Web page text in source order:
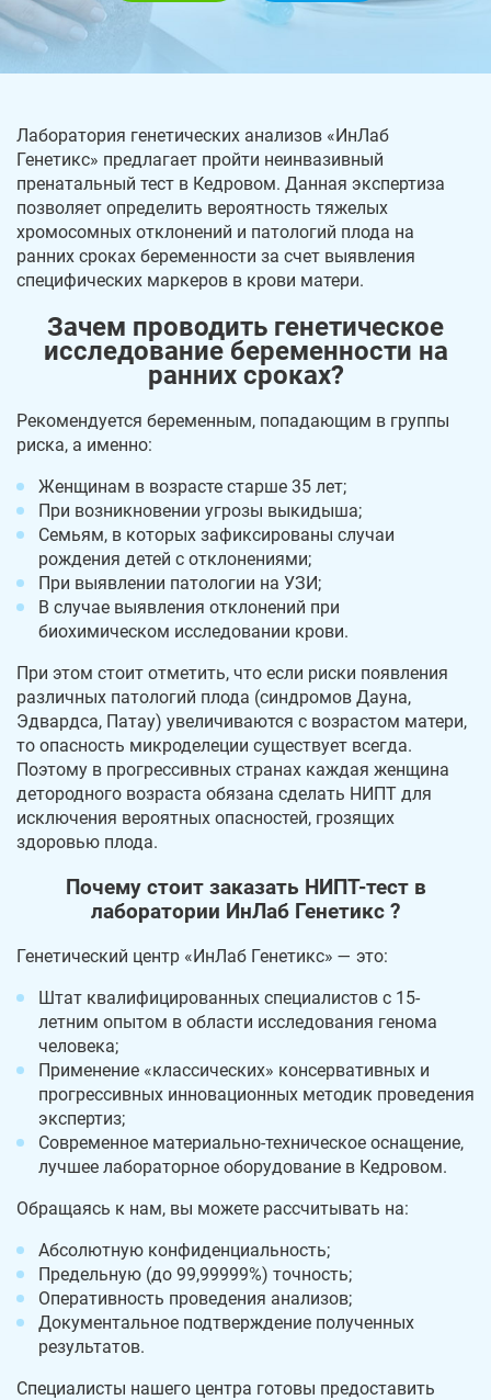
Лаборатория генетических анализов «ИнЛаб
Генетикс» предлагает пройти неинвазивный
пренатальный тест в Кедровом. Данная экспертиза
позволяет определить вероятность тяжелых
хромосомных отклонений и патологий плода на
ранних сроках беременности за счет выявления
специфических маркеров в крови матери.
Зачем проводить генетическое
исследование беременности на
ранних сроках?
Рекомендуется беременным, попадающим в группы
риска, а именно:
Женщинам в возрасте старше 35 лет;
При возникновении угрозы выкидыша;
Семьям, в которых зафиксированы случаи
рождения детей с отклонениями;
При выявлении патологии на УЗИ;
В случае выявления отклонений при
биохимическом исследовании крови.
При этом стоит отметить, что если риски появления
различных патологий плода (синдромов Дауна,
Эдвардса, Патау) увеличиваются с возрастом матери,
то опасность микроделеции существует всегда.
Поэтому в прогрессивных странах каждая женщина
детородного возраста обязана сделать НИПТ для
исключения вероятных опасностей, грозящих
здоровью плода.
Почему стоит заказать НИПТ-тест в
лаборатории ИнЛаб Генетикс ?
Генетический центр «ИнЛаб Генетикс» — это:
Штат квалифицированных специалистов с 15-
летним опытом в области исследования генома
человека;
Применение «классических» консервативных и
прогрессивных инновационных методик проведения
экспертиз;
Современное материально-техническое оснащение,
лучшее лабораторное оборудование в Кедровом.
Обращаясь к нам, вы можете рассчитывать на:
Абсолютную конфиденциальность;
Предельную (до 99,99999%) точность;
Оперативность проведения анализов;
Документальное подтверждение полученных
результатов.
Специалисты нашего центра готовы предоставить